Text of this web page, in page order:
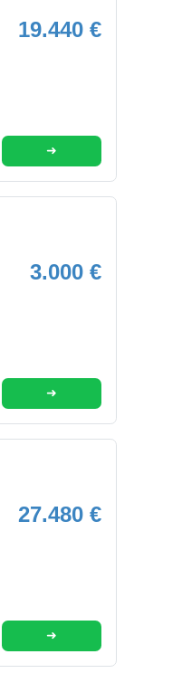
19.440 €
➜
3.000 €
➜
27.480 €
➜